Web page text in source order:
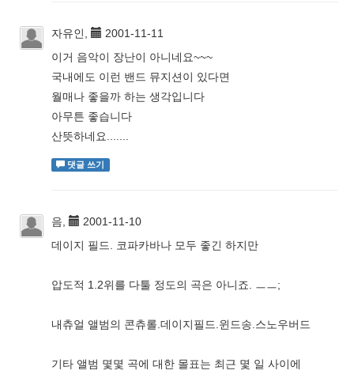
자유인,
2001-11-11
이거 음악이 장난이 아니네요~~~
국내에도 이런 밴드 뮤지션이 있다면
월매나 좋을까 하는 생각입니다
아무튼 좋습니다
산뜻하네요.......
댓글 쓰기
음,
2001-11-10
데이지 필드. 코파카바나 모두 좋긴 하지만
압도적 1.2위를 다툴 정도의 곡은 아니죠. ㅡㅡ;
내츄얼 앨범의 콘츄롤.데이지필드.윈드송.스노우버드
기타 앨범 몇몇 곡에 대한 몰표는 최근 몇 일 사이에